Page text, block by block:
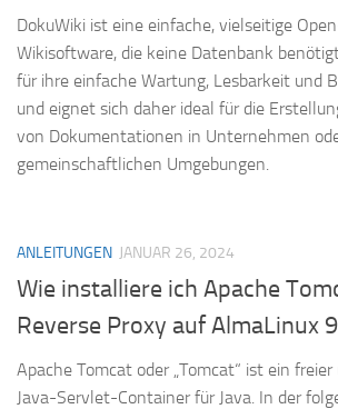
DokuWiki ist eine einfache, vielseitige
Wikisoftware, die keine Datenbank
für ihre einfache Wartung, Lesbarkeit und
und eignet sich daher ideal für die
von Dokumentationen in Unternehmen
gemeinschaftlichen Umgebungen.
ANLEITUNGEN JANUAR 26, 2024
Wie installiere ich Apache
Reverse Proxy auf AlmaLinux 9
Apache Tomcat oder „Tomcat“ ist ein
Java-Servlet-Container für Java. In der